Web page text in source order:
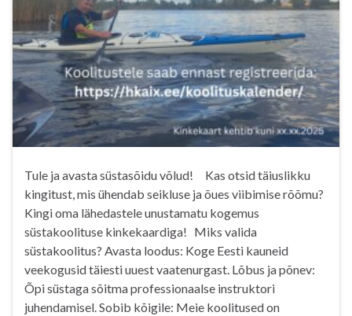
Tule ja avasta süstasõidu võlud! Kas otsid täiuslikku
kingitust, mis ühendab seikluse ja õues viibimise rõõmu?
Kingi oma lähedastele unustamatu kogemus
süstakoolituse kinkekaardiga! Miks valida
süstakoolitus? Avasta loodus: Koge Eesti kauneid
veekogusid täiesti uuest vaatenurgast. Lõbus ja põnev:
Õpi süstaga sõitma professionaalse instruktori
juhendamisel. Sobib kõigile: Meie koolitused on